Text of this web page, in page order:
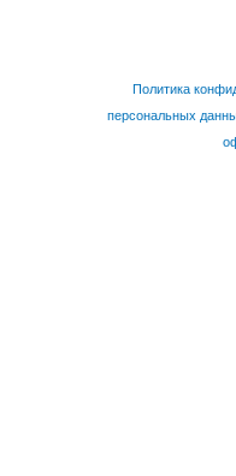
Политика
персональных